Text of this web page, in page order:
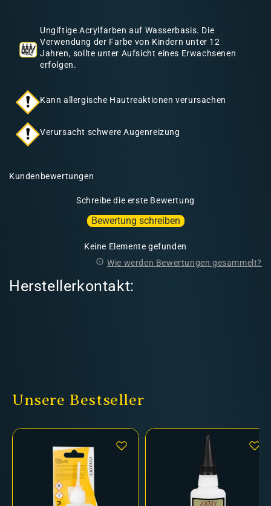
Ungiftige Acrylfarben auf Wasserbasis. Die
Verwendung der Farbe von Kindern unter 12
Jahren, sollte unter Aufsicht eines Erwachsenen
erfolgen.
Kann allergische Hautreaktionen verursachen
Verursacht schwere Augenreizung
Kundenbewertungen
Schreibe die erste Bewertung
Bewertung schreiben
Keine Elemente gefunden
Wie werden Bewertungen gesammelt?
Herstellerkontakt:
Unsere Bestseller